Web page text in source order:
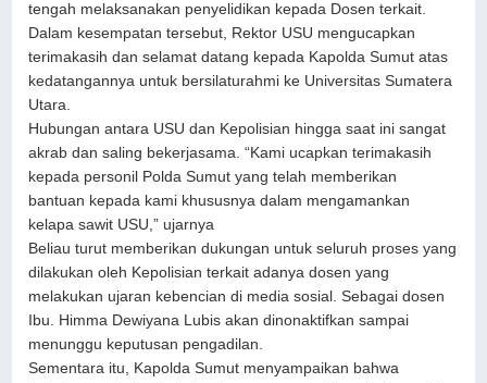
tengah melaksanakan penyelidikan kepada Dosen terkait.
Dalam kesempatan tersebut, Rektor USU mengucapkan
terimakasih dan selamat datang kepada Kapolda Sumut atas
kedatangannya untuk bersilaturahmi ke Universitas Sumatera
Utara.
Hubungan antara USU dan Kepolisian hingga saat ini sangat
akrab dan saling bekerjasama. “Kami ucapkan terimakasih
kepada personil Polda Sumut yang telah memberikan
bantuan kepada kami khususnya dalam mengamankan
kelapa sawit USU,” ujarnya
Beliau turut memberikan dukungan untuk seluruh proses yang
dilakukan oleh Kepolisian terkait adanya dosen yang
melakukan ujaran kebencian di media sosial. Sebagai dosen
Ibu. Himma Dewiyana Lubis akan dinonaktifkan sampai
menunggu keputusan pengadilan.
Sementara itu, Kapolda Sumut menyampaikan bahwa